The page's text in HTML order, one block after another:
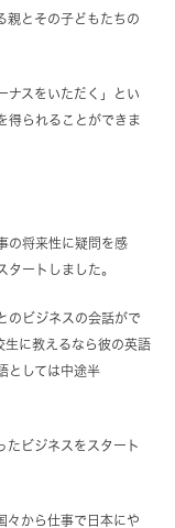
親とその子どもたちの
ナスをいただく」とい
得られることができま
の将来性に疑問を感
タートしました。
のビジネスの会話がで
生に教えるなら彼の英語
としては中途半
たビジネスをスタート
々から仕事で日本にや